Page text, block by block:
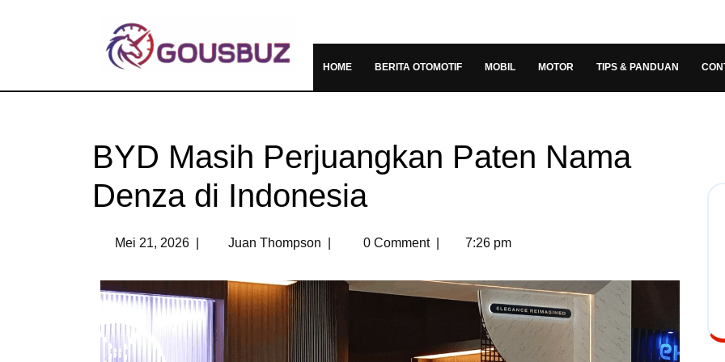
HOME BERITA OTOMOTIF MOBIL MOTOR TIPS & PANDUAN
BYD Masih Perjuangkan Paten Nama
Denza di Indonesia
Mei 21, 2026 Juan Thompson 0 Comment 7:26 pm